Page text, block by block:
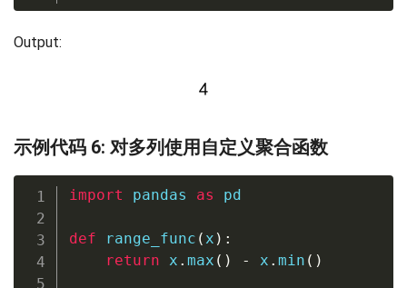
Output:
示例代码 6: 对多列使用自定义聚合函数
import pandas as pd
def range_func ( x ) :
return x . max ( ) - x . min ( )